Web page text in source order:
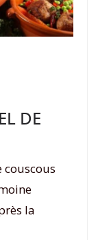
DE
couscous
la